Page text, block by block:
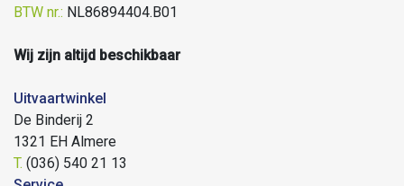
BTW nr.: NL86894404.B01
Wij zijn altijd beschikbaar
Uitvaartwinkel
De Binderij 2
1321 EH Almere
T. (036) 540 21 13